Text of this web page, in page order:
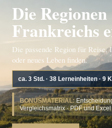
Die Regionen
Frankreichs
Die passende Region für Reise,
oder neues Leben finden.
ca. 3 Std. · 38 Lerneinheiten · 9
BONUSMATERIAL:
Vergleichsmatrix · PDF und Excel